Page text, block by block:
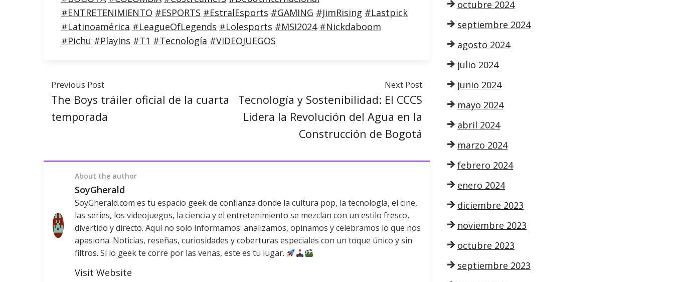
#ENTRETENIMIENTO #ESPORTS #EstralEsports #GAMING #JimRising #Lastpick
#Latinoamérica #LeagueOfLegends #Lolesports #MSI2024 #Nickdaboom
#Pichu #PlayIns #T1 #Tecnología #VIDEOJUEGOS
Previous Post
The Boys tráiler oficial de la cuarta
temporada
Next Post
Tecnología y Sostenibilidad: El CCCS
Lidera la Revolución del Agua en la
Construcción de Bogotá
About the author
SoyGherald
SoyGherald.com es tu espacio geek de confianza donde la cultura pop, la tecnología, el cine,
las series, los videojuegos, la ciencia y el entretenimiento se mezclan con un estilo fresco,
divertido y directo. Aquí no solo informamos: analizamos, opinamos y celebramos lo que nos
apasiona. Noticias, reseñas, curiosidades y coberturas especiales con un toque único y sin
filtros. Si lo geek te corre por las venas, este es tu lugar.
Visit Website
octubre 2024
septiembre 2024
agosto 2024
julio 2024
junio 2024
mayo 2024
abril 2024
marzo 2024
febrero 2024
enero 2024
diciembre 2023
noviembre 2023
octubre 2023
septiembre 2023